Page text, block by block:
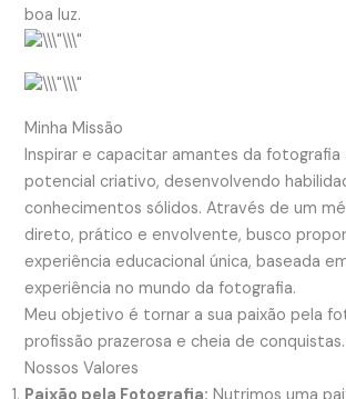
boa luz.
Minha Missão
Inspirar e capacitar amantes da fotografia
potencial criativo, desenvolvendo
conhecimentos sólidos. Através de um
direto, prático e envolvente, busco
experiência educacional única, baseada
experiência no mundo da fotografia.
Meu objetivo é tornar a sua paixão pela
profissão prazerosa e cheia de conquistas.
Nossos Valores
Paixão pela Fotografia: Nutrimos uma